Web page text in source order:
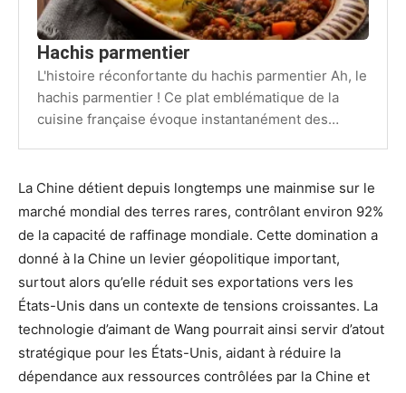
Hachis parmentier
L'histoire réconfortante du hachis parmentier Ah, le
hachis parmentier ! Ce plat emblématique de la
cuisine française évoque instantanément des
La Chine détient depuis longtemps une mainmise sur le
marché mondial des terres rares, contrôlant environ 92%
de la capacité de raffinage mondiale. Cette domination a
donné à la Chine un levier géopolitique important,
surtout alors qu’elle réduit ses exportations vers les
États-Unis dans un contexte de tensions croissantes. La
technologie d’aimant de Wang pourrait ainsi servir d’atout
stratégique pour les États-Unis, aidant à réduire la
dépendance aux ressources contrôlées par la Chine et